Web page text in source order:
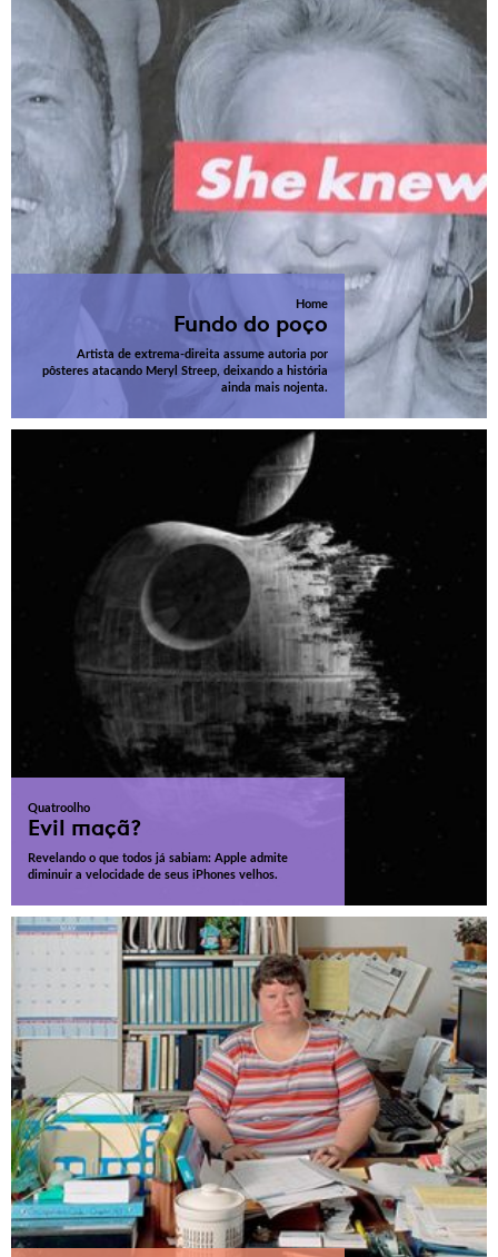
Home
Fundo do poço
Artista de extrema-direita assume autoria por
pôsteres atacando Meryl Streep, deixando a história
ainda mais nojenta.
Quatroolho
Evil maçã?
Revelando o que todos já sabiam: Apple admite
diminuir a velocidade de seus iPhones velhos.